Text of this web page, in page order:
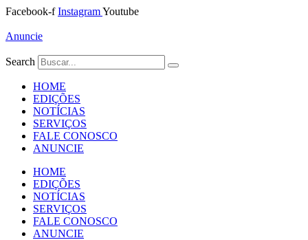
Ir
o
Facebook-f InstagramYoutube
Anuncie
Search
HOME
EDIÇÕES
NOTÍCIAS
SERVIÇOS
FALE CONOSCO
ANUNCIE
HOME
EDIÇÕES
NOTÍCIAS
SERVIÇOS
FALE CONOSCO
ANUNCIE